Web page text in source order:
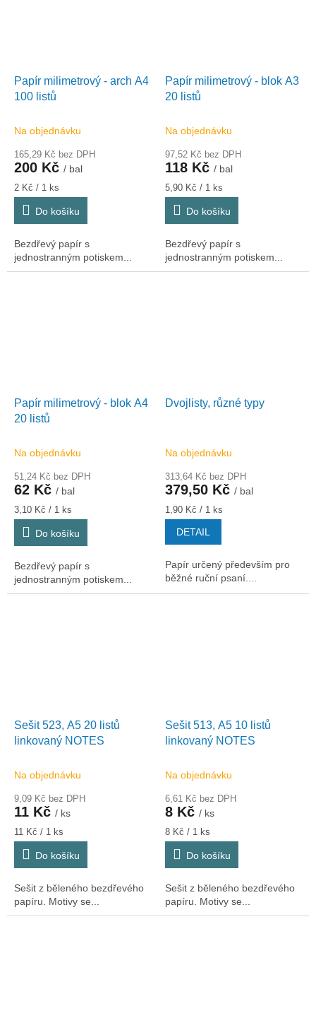
Papír milimetrový - arch A4
100 listů
Na objednávku
165,29 Kč bez DPH
200 Kč / bal
Měrná
cena:
2 Kč / 1 ks
Do košíku
Bezdřevý papír s
jednostranným potiskem...
Papír milimetrový - blok A3
20 listů
Na objednávku
97,52 Kč bez DPH
118 Kč / bal
Měrná
cena:
5,90 Kč / 1 ks
Do košíku
Bezdřevý papír s
jednostranným potiskem...
Papír milimetrový - blok A4
20 listů
Na objednávku
51,24 Kč bez DPH
62 Kč / bal
Měrná
cena:
3,10 Kč / 1 ks
Do košíku
Bezdřevý papír s
jednostranným potiskem...
Dvojlisty, různé typy
Na objednávku
313,64 Kč bez DPH
379,50 Kč / bal
Měrná
cena:
1,90 Kč / 1 ks
DETAIL
Papír určený především pro
běžné ruční psaní....
Sešit 523, A5 20 listů
linkovaný NOTES
Na objednávku
9,09 Kč bez DPH
11 Kč / ks
Měrná
cena:
11 Kč / 1 ks
Do košíku
Sešit z běleného bezdřevého
papíru. Motivy se...
Sešit 513, A5 10 listů
linkovaný NOTES
Na objednávku
6,61 Kč bez DPH
8 Kč / ks
Měrná
cena:
8 Kč / 1 ks
Do košíku
Sešit z běleného bezdřevého
papíru. Motivy se...